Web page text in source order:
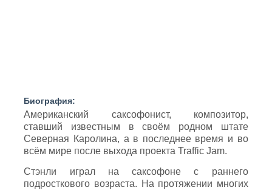
Биография:
Американский саксофонист, композитор,
ставший известным в своём родном штате
Северная Каролина, а в последнее время и во
всём мире после выхода проекта Traffic Jam.
Стэнли играл на саксофоне с раннего
подросткового возраста. На протяжении многих